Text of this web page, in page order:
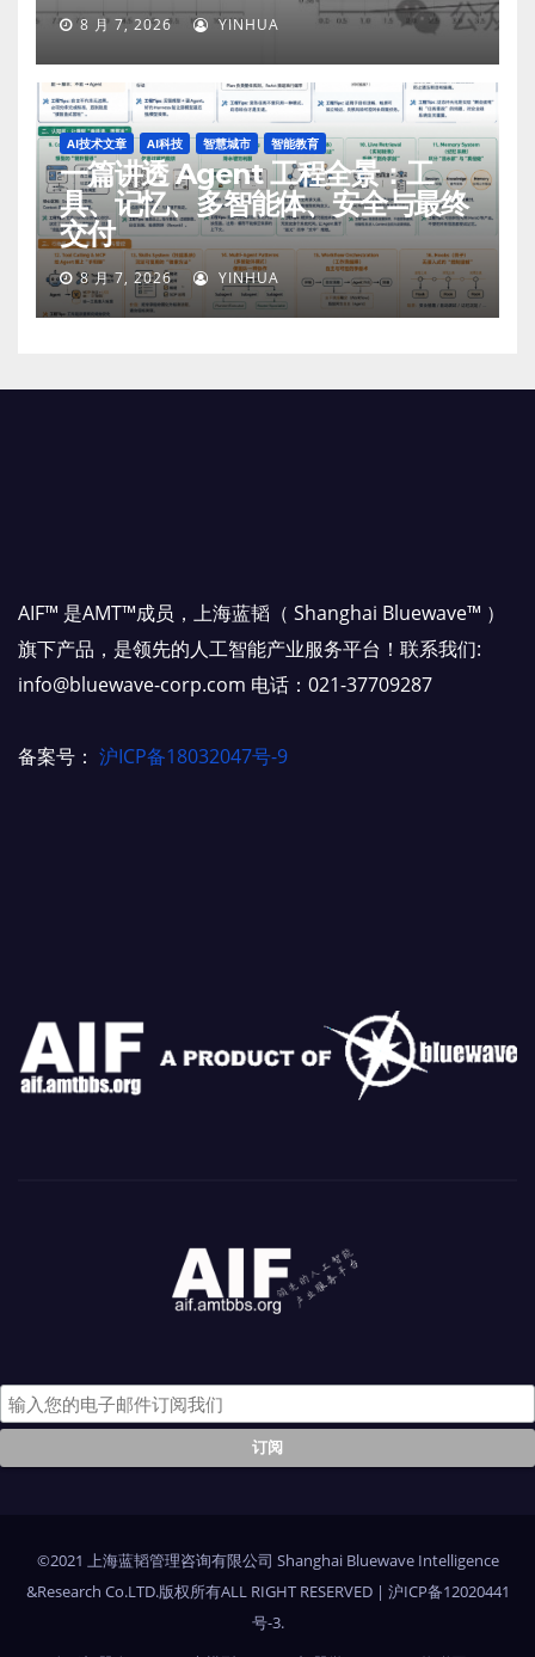
8 月 7, 2026 YINHUA
AI技术文章 AI科技 智慧城市 智能教育
一篇讲透 Agent 工程全景：工
具、记忆、多智能体、安全与最终
交付
8 月 7, 2026 YINHUA
AIF™ 是AMT™成员，上海蓝韬（ Shanghai Bluewave™ ）
旗下产品，是领先的人工智能产业服务平台！联系我们:
info@bluewave-corp.com 电话：021-37709287
备案号： 沪ICP备18032047号-9
©2021 上海蓝韬管理咨询有限公司 Shanghai Bluewave Intelligence
&Research Co.LTD.版权所有ALL RIGHT RESERVED | 沪ICP备12020441
号-3.